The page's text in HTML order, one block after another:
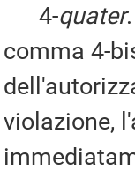
4-quater
comma 4-
violazione,